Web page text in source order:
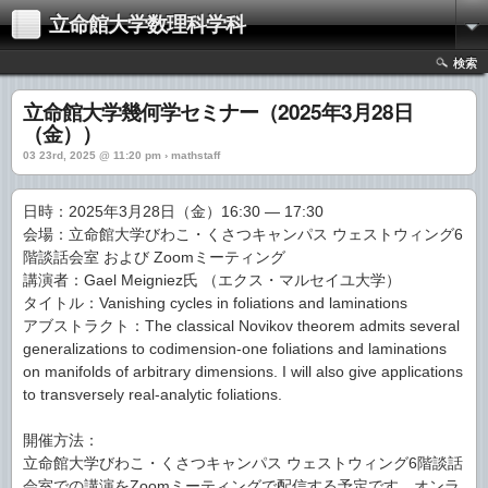
立命館大学数理科学科
検索
立命館大学幾何学セミナー（2025年3月28日
（金））
03 23rd, 2025 @ 11:20 pm › mathstaff
日時：2025年3月28日（金）16:30 — 17:30
会場：立命館大学びわこ・くさつキャンパス ウェストウィング6
階談話会室 および Zoomミーティング
講演者：Gael Meigniez氏 （エクス・マルセイユ大学）
タイトル：Vanishing cycles in foliations and laminations
アブストラクト：The classical Novikov theorem admits several
generalizations to codimension-one foliations and laminations
on manifolds of arbitrary dimensions. I will also give applications
to transversely real-analytic foliations.
開催方法：
立命館大学びわこ・くさつキャンパス ウェストウィング6階談話